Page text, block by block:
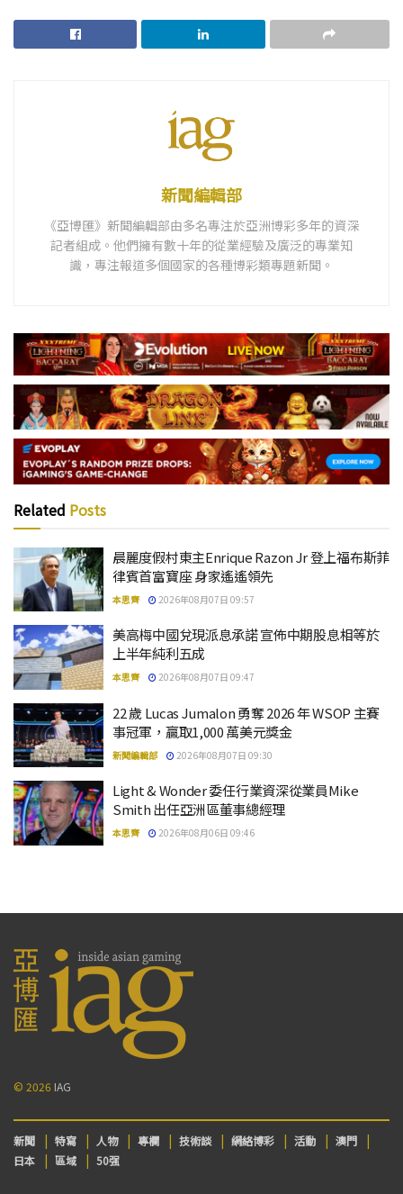
新聞編輯部
《亞博匯》新聞編輯部由多名專注於亞洲博彩多年的資深
記者組成。他們擁有數十年的從業經驗及廣泛的專業知
識，專注報道多個國家的各種博彩類專題新聞。
Related Posts
晨麗度假村東主Enrique Razon Jr 登上福布斯菲
律賓首富寶座 身家遙遙領先
本思齊 2026年08月07日 09:57
美高梅中國兌現派息承諾 宣佈中期股息相等於
上半年純利五成
本思齊 2026年08月07日 09:47
22 歲 Lucas Jumalon 勇奪 2026 年 WSOP 主賽
事冠軍，贏取1,000 萬美元獎金
新聞編輯部 2026年08月07日 09:30
Light & Wonder 委任行業資深從業員Mike
Smith 出任亞洲區董事總經理
本思齊 2026年08月06日 09:46
© 2026 IAG
新聞 特寫 人物 專欄 技術談 網絡博彩 活動
澳門
日本
區域 50强